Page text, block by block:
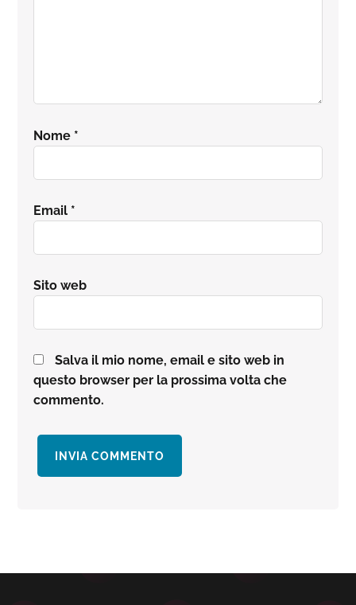
Nome *
Email *
Sito web
Salva il mio nome, email e sito web in
questo browser per la prossima volta che
commento.